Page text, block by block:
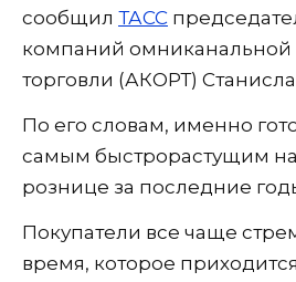
сообщил ТАСС
компаний омниканальной
торговли (АКОРТ)
По его словам, именно
самым быстрорастущим
рознице за последние
Покупатели все чаще
время, которое